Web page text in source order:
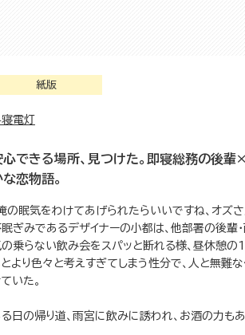
紙版
電灯
心できる場所、見つけた。即寝総務の後輩
恋物語。
の眠気をわけてあげられたらいいですね、オズさ
ぎみであるデザイナーの小都は、他部署の後輩
乗らない飲み会をスパッと断れる様、昼休憩の
より色々と考えすぎてしまう性分で、人と無難
いた。
日の帰り道、雨宮に飲みに誘われ、お酒の力も